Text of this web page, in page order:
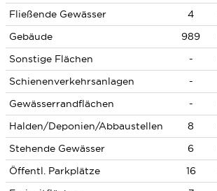
Fließende Gewässer 4
Gebäude
989
Sonstige Flächen
-
Schienenverkehrsanlagen
-
Gewässerrandflächen
-
Halden/Deponien/Abbaustellen
8
Stehende Gewässer
6
Öffentl. Parkplätze
16